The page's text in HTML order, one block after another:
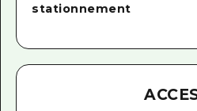
stationnement